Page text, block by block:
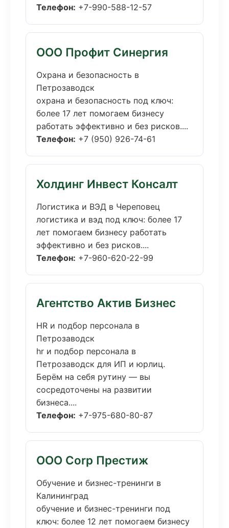
Телефон: +7-990-588-12-57
ООО Профит Синергия
Охрана и безопасность в
Петрозаводск
охрана и безопасность под ключ:
более 17 лет помогаем бизнесу
работать эффективно и без рисков....
Телефон: +7 (950) 926-74-61
Холдинг Инвест Консалт
Логистика и ВЭД в Череповец
логистика и вэд под ключ: более 17
лет помогаем бизнесу работать
эффективно и без рисков....
Телефон: +7-960-620-22-99
Агентство Актив Бизнес
HR и подбор персонала в
Петрозаводск
hr и подбор персонала в
Петрозаводск для ИП и юрлиц.
Берём на себя рутину — вы
сосредоточены на развитии
бизнеса....
Телефон: +7-975-680-80-87
ООО Corp Престиж
Обучение и бизнес-тренинги в
Калининград
обучение и бизнес-тренинги под
ключ: более 12 лет помогаем бизнесу